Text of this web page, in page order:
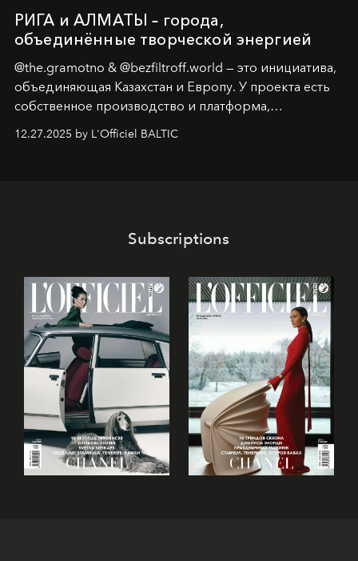
РИГА и АЛМАТЫ – города,
объединённые творческой энергией
@the.gramotno & @bezfiltroff.world — это инициатива,
объединяющая Казахстан и Европу. У проекта есть
собственное производство и платформа,
решения для дизайнеров и молодых брендов.
12.27.2025 by L'Officiel BALTIC
Subscriptions